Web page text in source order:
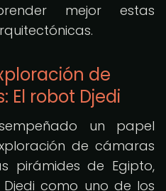
mejor estas
de
El robot Djedi
un papel
de cámaras
pirámides de Egipto,
como uno de los